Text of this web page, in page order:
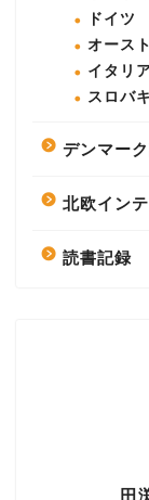
ドイツ
オース
イタリ
スロバ
デンマー
北欧イン
読書記録